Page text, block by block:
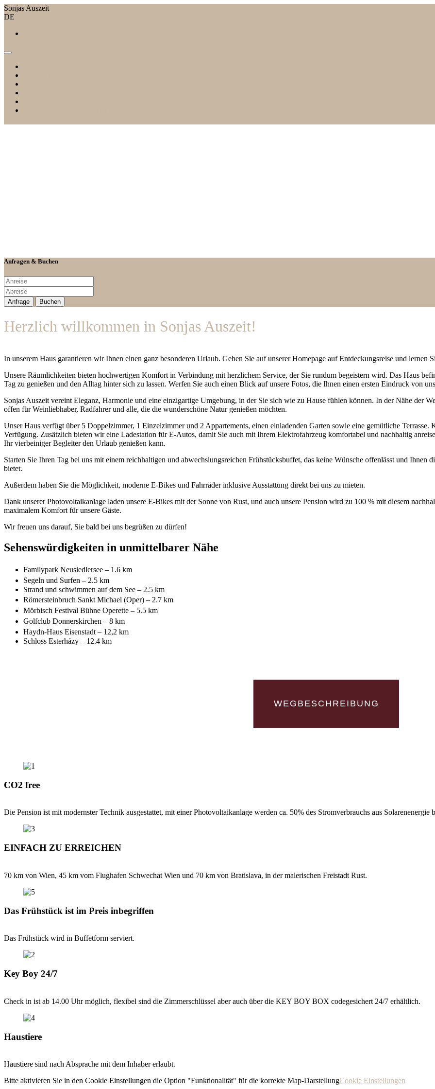
Sonjas Auszeit
DE
Anfragen & Buchen
Herzlich willkommen in Sonjas Auszeit!
In unserem Haus garantieren wir Ihnen einen ganz besonderen Urlaub. Gehen Sie auf unserer Homepage auf Entdeckungsreise und lernen
Unsere Räumlichkeiten bieten hochwertigen Komfort in Verbindung mit herzlichem Service, der Sie rundum begeistern wird. Das Haus
Tag zu genießen und den Alltag hinter sich zu lassen. Werfen Sie auch einen Blick auf unsere Fotos, die Ihnen einen ersten Eindruck von
Sonjas Auszeit vereint Eleganz, Harmonie und eine einzigartige Umgebung, in der Sie sich wie zu Hause fühlen können. In der Nähe der
offen für Weinliebhaber, Radfahrer und alle, die die wunderschöne Natur genießen möchten.
Unser Haus verfügt über 5 Doppelzimmer, 1 Einzelzimmer und 2 Appartements, einen einladenden Garten sowie eine gemütliche Terrasse.
Verfügung. Zusätzlich bieten wir eine Ladestation für E-Autos, damit Sie auch mit Ihrem Elektrofahrzeug komfortabel und nachhaltig
Ihr vierbeiniger Begleiter den Urlaub genießen kann.
Starten Sie Ihren Tag bei uns mit einem reichhaltigen und abwechslungsreichen Frühstücksbuffet, das keine Wünsche offenlässt und Ihnen
bietet.
Außerdem haben Sie die Möglichkeit, moderne E-Bikes und Fahrräder inklusive Ausstattung direkt bei uns zu mieten.
Dank unserer Photovoltaikanlage laden unsere E-Bikes mit der Sonne von Rust, und auch unsere Pension wird zu 100 % mit diesem
maximalem Komfort für unsere Gäste.
Wir freuen uns darauf, Sie bald bei uns begrüßen zu dürfen!
Sehenswürdigkeiten in unmittelbarer Nähe
Familypark Neusiedlersee – 1.6 km
Segeln und Surfen – 2.5 km
Strand und schwimmen auf dem See – 2.5 km
Römersteinbruch Sankt Michael (Oper) – 2.7 km
Mörbisch Festival Bühne Operette – 5.5 km
Golfclub Donnerskirchen – 8 km
Haydn-Haus Eisenstadt – 12,2 km
Schloss Esterházy – 12.4 km
WEGBESCHREIBUNG
CO2 free
Die Pension ist mit modernster Technik ausgestattet, mit einer Photovoltaikanlage werden ca. 50% des Stromverbrauchs aus Solarenenergie
EINFACH ZU ERREICHEN
70 km von Wien, 45 km vom Flughafen Schwechat Wien und 70 km von Bratislava, in der malerischen Freistadt Rust.
Das Frühstück ist im Preis inbegriffen
Das Frühstück wird in Buffetform serviert.
Key Boy 24/7
Check in ist ab 14.00 Uhr möglich, flexibel sind die Zimmerschlüssel aber auch über die KEY BOY BOX codegesichert 24/7 erhältlich.
Haustiere
Haustiere sind nach Absprache mit dem Inhaber erlaubt.
Bitte aktivieren Sie in den Cookie Einstellungen die Option "Funktionalität" für die korrekte Map-DarstellungCookie Einstellungen